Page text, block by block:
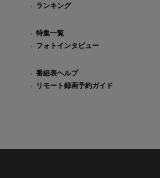
ランキング
特集一覧
フォトインタビュー
番組表ヘルプ
リモート録画予約ガイド